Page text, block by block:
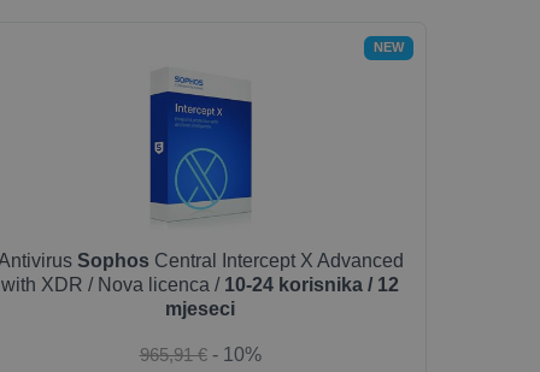
NEW
Sophos Central Intercept X Advanced
with XDR / Nova licenca / 10-24 korisnika / 12
mjeseci
965,91 € - 10%